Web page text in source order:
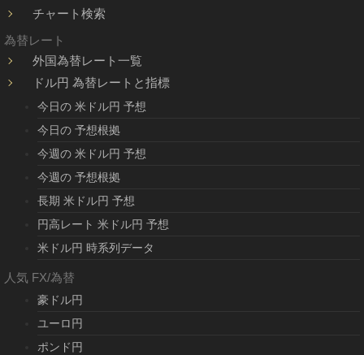
チャート検索
為替レート
外国為替レート一覧
ドル円 為替レートと指標
今日の 米ドル円 予想
今日の 予想根拠
今週の 米ドル円 予想
今週の 予想根拠
長期 米ドル円 予想
円高レート 米ドル円 予想
米ドル円 時系列データ
人気 FX/為替
豪ドル円
ユーロ円
ポンド円